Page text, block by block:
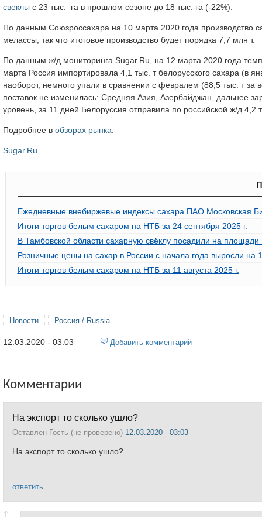
свеклы с 23 тыс. га в прошлом сезоне до 18 тыс. га (-22%).
По данным Союзроссахара на 10 марта 2020 года производство
мелассы, так что итоговое производство будет порядка 7,7 млн т.
По данным ж/д мониторинга Sugar.Ru, на 12 марта 2020 года
марта Россия импортировала 4,1 тыс. т белорусского сахара (в
наоборот, немного упали в сравнении с февралем (88,5 тыс. т за
поставок не изменилась: Средняя Азия, Азербайджан, дальнее
уровень, за 11 дней Белоруссия отправила по российской ж/д 4,2
Подробнее в обзорах рынка
Sugar.Ru
Ежедневные внебиржевые индексы сахара ПАО Московская
Итоги торгов белым сахаром на НТБ за 24 сентября 2025 г.
В Тамбовской области сахарную свёклу посадили на площади
Розничные цены на сахар в России с начала года выросли на
Итоги торгов белым сахаром на НТБ за 11 августа 2025 г.
Новости Россия / Russia
12.03.2020 - 03:03 Добавить комментарий
Комментарии
На экспорт то сколько ушло?
Оставлен Гость (не проверено) 12.03.2020 - 03:03
На экспорт то сколько ушло?
ответить